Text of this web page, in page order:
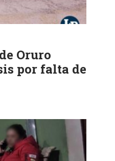
Oruro
por falta de